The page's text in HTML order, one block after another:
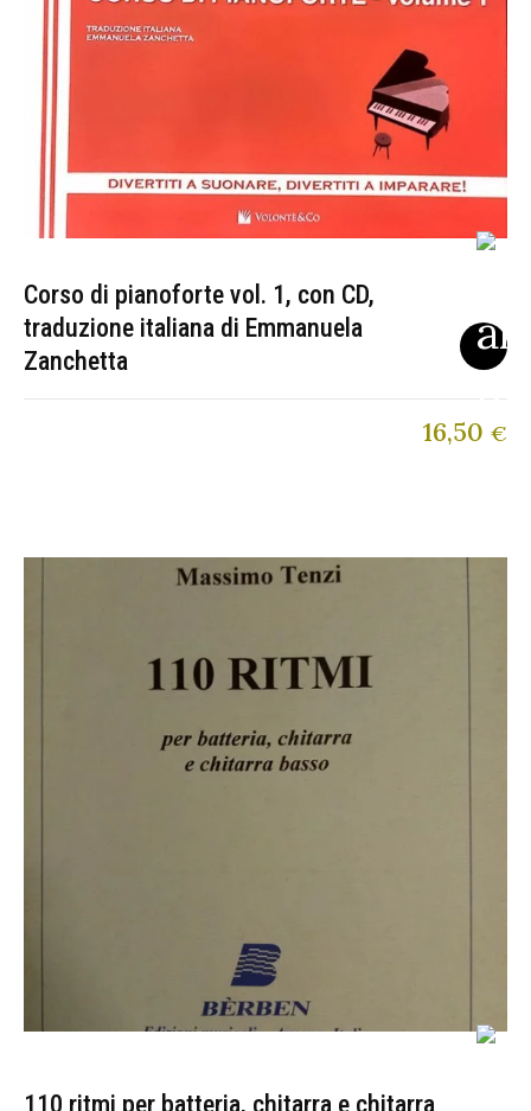
Corso di pianoforte vol. 1, con CD,
traduzione italiana di Emmanuela
Zanchetta
16,50 €
110 ritmi per batteria, chitarra e chitarra